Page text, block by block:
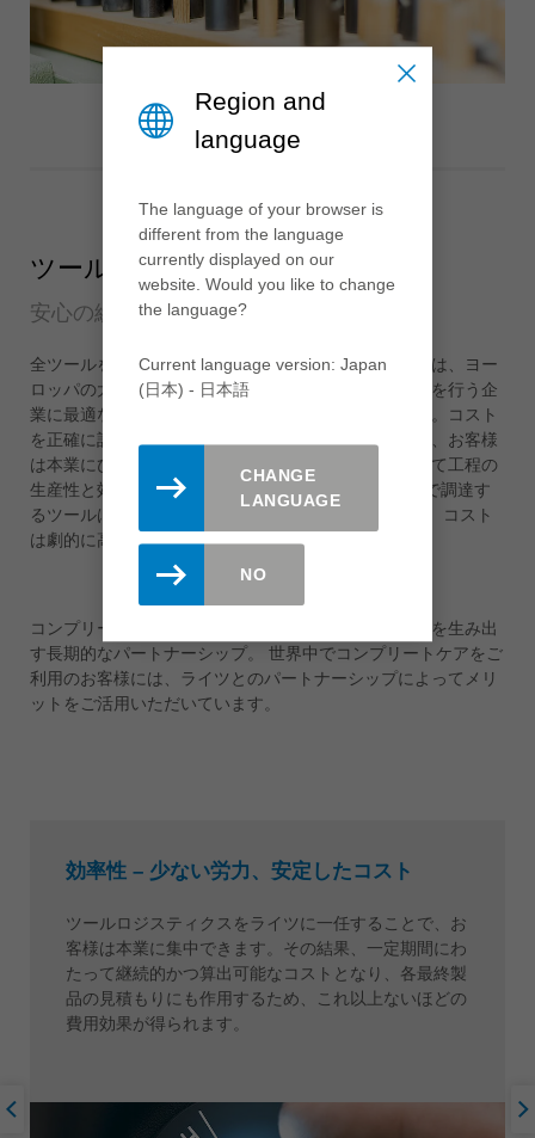
ツール管理「コンプリートケア」
安心の総合パッケージ
全ツールを単独ソースから供給するコンプリートケアは、ヨー
ロッパの大企業ではよく使われるシステムで大量生産を行う企
業に最適な方法です。請求は取り決めた生産量ベース。コスト
を正確に計算し、調整できる安心の総合パッケージで、お客様
は本業にひたすら集中し、ライツは専門知識を駆使して工程の
生産性と効率を高めます。現に、総コストの1％未満で調達す
るツールはCパーツですが、ツールに不足が出た場合、コスト
は劇的に高くなってしまいます。
コンプリートケアは短期的な事業ではなく、相互利益を生み出
す長期的なパートナーシップ。 世界中でコンプリートケアをご
利用のお客様には、ライツとのパートナーシップによってメリ
ットをご活用いただいています。
効率性 – 少ない労力、安定したコスト
ツールロジスティクスをライツに一任することで、お
客様は本業に集中できます。その結果、一定期間にわ
たって継続的かつ算出可能なコストとなり、各最終製
品の見積もりにも作用するため、これ以上ないほどの
費用効果が得られます。
Region and
language
The language of your browser is
different from the language
currently displayed on our
website. Would you like to change
the language?
Current language version: Japan
(日本) - 日本語
CHANGE
LANGUAGE
NO